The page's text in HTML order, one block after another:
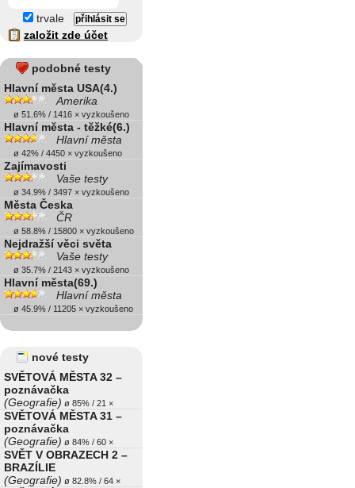
trvale
založit zde účet
podobné testy
Hlavní města USA(4.)
Amerika
ø 51.6% / 1416 × vyzkoušeno
Hlavní města - těžké(6.)
Hlavní města
ø 42% / 4450 × vyzkoušeno
Zajímavosti
Vaše testy
ø 34.9% / 3497 × vyzkoušeno
Města Česka
ČR
ø 58.8% / 15800 × vyzkoušeno
Nejdražší věci světa
Vaše testy
ø 35.7% / 2143 × vyzkoušeno
Hlavní města(69.)
Hlavní města
ø 45.9% / 11205 × vyzkoušeno
nové testy
SVĚTOVÁ MĚSTA 32 –
poznávačka
(Geografie) ø 85% / 21 ×
SVĚTOVÁ MĚSTA 31 –
poznávačka
(Geografie) ø 84% / 60 ×
SVĚT V OBRAZECH 2 –
BRAZÍLIE
(Geografie) ø 82.8% / 64 ×